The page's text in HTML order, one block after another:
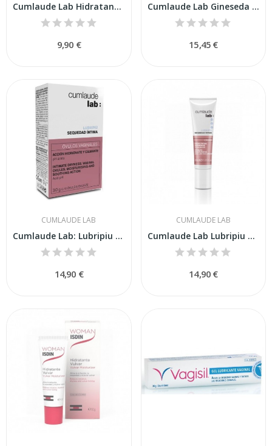
Cumlaude Lab Hidratante Interno Deligyn 30 ml
9,90 €
Cumlaude Lab Gineseda Óvulos 10 uds
15,45 €
CUMLAUDE LAB
Cumlaude Lab: Lubripiu óvulos vaginales 10...
14,90 €
CUMLAUDE LAB
Cumlaude Lab Lubripiu Crema Íntima 30ml
14,90 €